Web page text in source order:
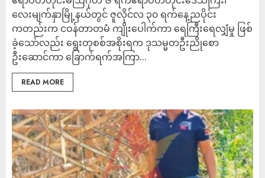
လေးမျက်နှာမြို့နယ်တွင် ဇူလိုင်လ ၃၀ ရက်နေ့ညပိုင်း
ကတည်းက ငဝန်တာတမံ ကျိုးပေါက်ကာ ရေကြီးရေလျှံမှု ဖြစ်
ခဲ့သော်လည်း ရွေးတုစစ်အစိုးရက ဒုသမ္မတဦးညိုစော
ဦးဆောင်ကာ ခြောက်ရက်အကြာ...
READ MORE